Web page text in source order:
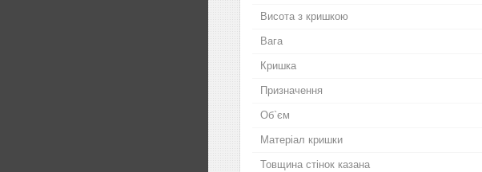
Висота з кришкою
Вага
Кришка
Призначення
Об`єм
Матеріал кришки
Товщина стінок казана